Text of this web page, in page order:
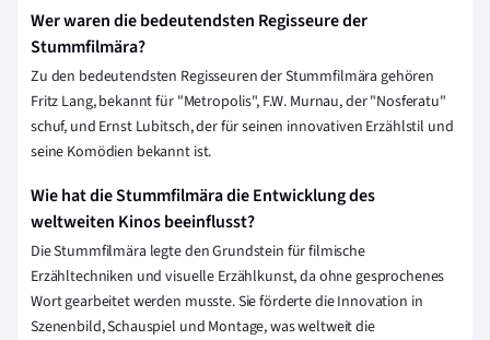
Wer waren die bedeutendsten Regisseure der
Stummfilmära?
Zu den bedeutendsten Regisseuren der Stummfilmära gehören
Fritz Lang, bekannt für "Metropolis", F.W. Murnau, der "Nosferatu"
schuf, und Ernst Lubitsch, der für seinen innovativen Erzählstil und
seine Komödien bekannt ist.
Wie hat die Stummfilmära die Entwicklung des
weltweiten Kinos beeinflusst?
Die Stummfilmära legte den Grundstein für filmische
Erzähltechniken und visuelle Erzählkunst, da ohne gesprochenes
Wort gearbeitet werden musste. Sie förderte die Innovation in
Szenenbild, Schauspiel und Montage, was weltweit die